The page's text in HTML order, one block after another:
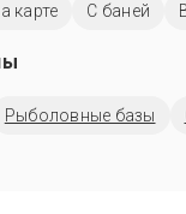
карте С баней
Рыболовные базы